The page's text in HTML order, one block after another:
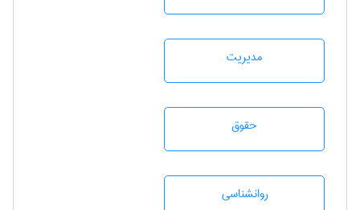
مديريت
حقوق
روانشناسی